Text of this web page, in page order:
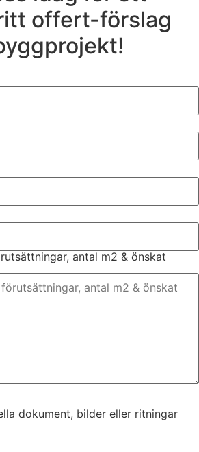
offert-förslag
antal m2 & önskat
dokument, bilder eller ritningar